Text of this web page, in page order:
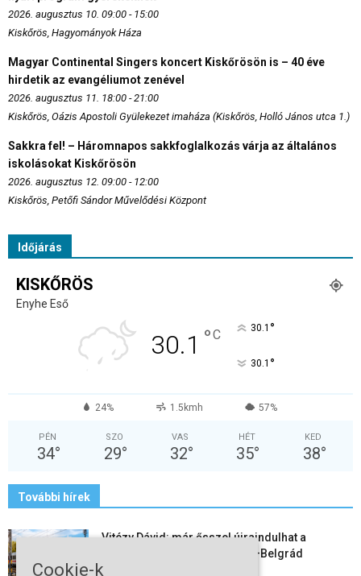
2026. augusztus 10. 09:00 - 15:00
Kiskőrös, Hagyományok Háza
Magyar Continental Singers koncert Kiskőrösön is – 40 éve
hirdetik az evangéliumot zenével
2026. augusztus 11. 18:00 - 21:00
Kiskőrös, Oázis Apostoli Gyülekezet imaháza (Kiskőrös, Holló János utca 1.)
Sakkra fel! – Háromnapos sakkfoglalkozás várja az általános
iskolásokat Kiskőrösön
2026. augusztus 12. 09:00 - 12:00
Kiskőrös, Petőfi Sándor Művelődési Központ
Időjárás
KISKŐRÖS
Enyhe Eső
30.1 °C 30.1 °
30.1 °
24% 1.5kmh 57%
PÉN
34°
SZO
29°
VAS
32°
HÉT
35°
KED
38°
További hírek
Vitézy Dávid: már ősszel újraindulhat a
személyszállítás a Budapest–Belgrád
vasútvonalon
Cookie-k